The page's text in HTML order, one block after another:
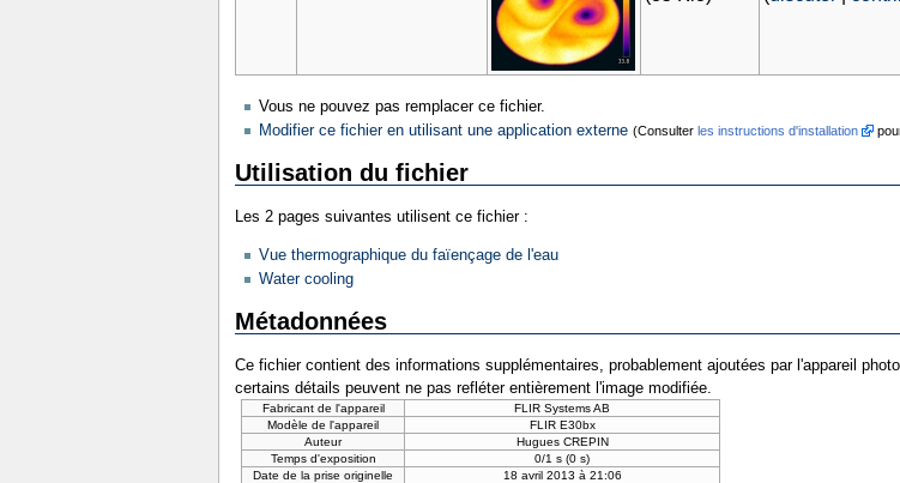
Vous ne pouvez pas remplacer ce fichier.
Modifier ce fichier en utilisant une application externe (Consulter les instructions d'installation
Utilisation du fichier
Les 2 pages suivantes utilisent ce fichier :
Vue thermographique du faïençage de l'eau
Water cooling
Métadonnées
Ce fichier contient des informations supplémentaires, probablement ajoutées par l'appareil
certains détails peuvent ne pas refléter entièrement l'image modifiée.
Fabricant de l'appareil
FLIR Systems AB
Modèle de l'appareil
FLIR E30bx
Auteur
Hugues CREPIN
Temps d'exposition
0/1 s (0 s)
Date de la prise originelle
18 avril 2013 à 21:06